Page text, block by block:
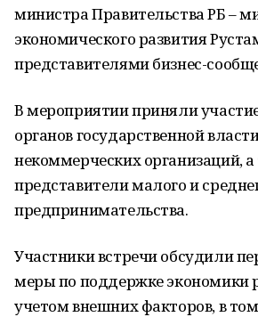
министра Правительства РБ –
экономического развития
представителями бизнес-
В мероприятии приняли
органов государственной
некоммерческих организаций,
представители малого и
предпринимательства.
Участники встречи обсудили
меры по поддержке экономики
учетом внешних факторов, в